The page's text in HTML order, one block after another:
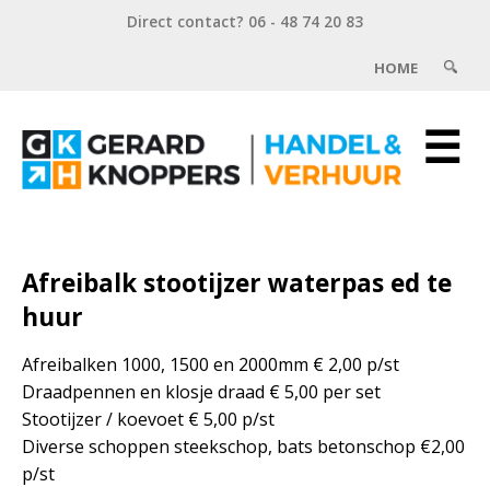
Direct contact? 06 - 48 74 20 83
HOME
☰
Afreibalk stootijzer waterpas ed te
huur
Afreibalken 1000, 1500 en 2000mm € 2,00 p/st
Draadpennen en klosje draad € 5,00 per set
Stootijzer / koevoet € 5,00 p/st
Diverse schoppen steekschop, bats betonschop €2,00
p/st